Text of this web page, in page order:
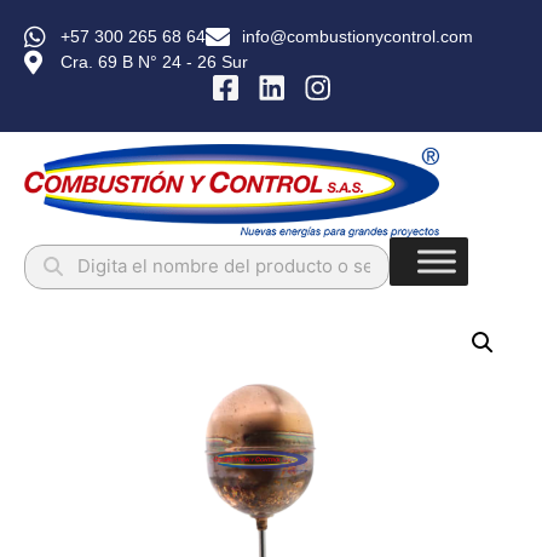
+57 300 265 68 64
info@combustionycontrol.com
Cra. 69 B N° 24 - 26 Sur